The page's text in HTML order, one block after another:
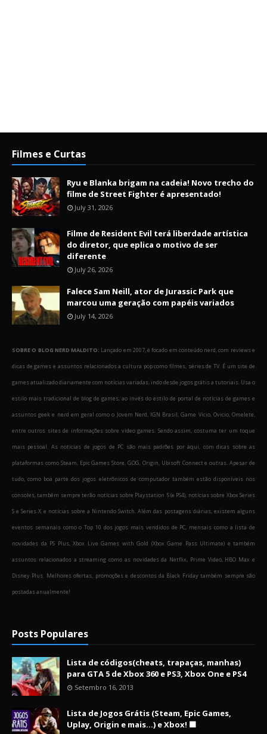
Filmes e Curtas
Ryu e Blanka brigam na cadeia! Novo trecho do
filme de Street Fighter é apresentado!
July 31, 2026
Filme de Resident Evil terá liberdade artística
do diretor, que eplica o motivo de ser
diferente
July 26, 2026
Falece Sam Neill, ator de Jurassic Park que
marcou uma geração com papéis variados
July 14, 2026
SOBRE O BLOG NERD MALDITO: Lançado em 2007, é focado em conteúdo nerd, com reviews e
dicas de games e assuntos relacionados a cultura pop como filmes, séries de TV. É um site de
games atualizado diariamente com notícias variadas, indo desde jogos grátis a tutoriais. Usa o
estilo mais tradicional de blog de games, ao invés do estilo de portal de notícias de games e
assuntos geek e nerd em geral como o Jovem Nerd, IGN Brasil, Game Vicio, Ovicio, Omelete,
entre outros sites de informações sobre video games. Sendo assim, costuma ter um toque
mais pessoal. As notícias de jogos de PC são mais padrões por aqui, com dicas sobre as
plataformas como Steam, Epic Games Store, GOG, Origin, Ubisoft Connect e outras. Apesar de
tudo, como boa parte dos jogos eletrônicos de computador também estão disponíveis nos
consoles, também sempre terão notícias sobre Playstation 5 (e PS4), notícias sobre Xbox Series
S e Series X e notícias sobre a Nintendo Switch. Além das postagens diárias, existem alguns
eventos semanais como o Top 10 dos jogos mais vendidos de PC, mensais como a lista de
novidades da PS Plus, Xbox Live Games with Gold (Xbox Game Pass Ultimate) e também
assuntos relacionados a streaming como as novidades da Netflix, Prime Video, HBO Max e
Disney Plus. Melhores ofertas, promoções e descontos da Black Friday também sempre são
postadas anualmente!
Posts Populares
Lista de códigos(cheats, trapaças, manhas)
para GTA 5 de Xbox 360 e PS3, Xbox One e PS4
Setembro 16, 2013
Lista de Jogos Grátis (Steam, Epic Games,
Uplay, Origin e mais...) e Xbox! 🟩